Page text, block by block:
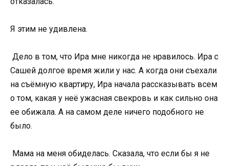
Я этим не удивлена.
Дело в том, что Ира мне никогда не нравилось. Ира с
Сашей долгое время жили у нас. А когда они съехали
на съёмную квартиру, Ира начала рассказывать всем
о том, какая у неё ужасная свекровь и как сильно она
ее обижала. А на самом деле ничего подобного не
было.
Мама на меня обиделась. Сказала, что если бы я не